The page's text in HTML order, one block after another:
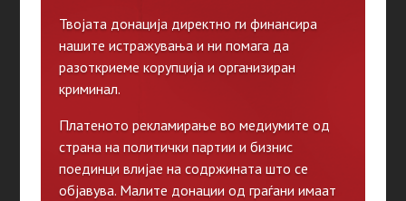
Твојата донација директно ги финансира
нашите истражувања и ни помага да
разоткриеме корупција и организиран
криминал.
Платеното рекламирање во медиумите од
страна на политички партии и бизнис
поединци влијае на содржината што се
објавува. Малите донации од граѓани имаат